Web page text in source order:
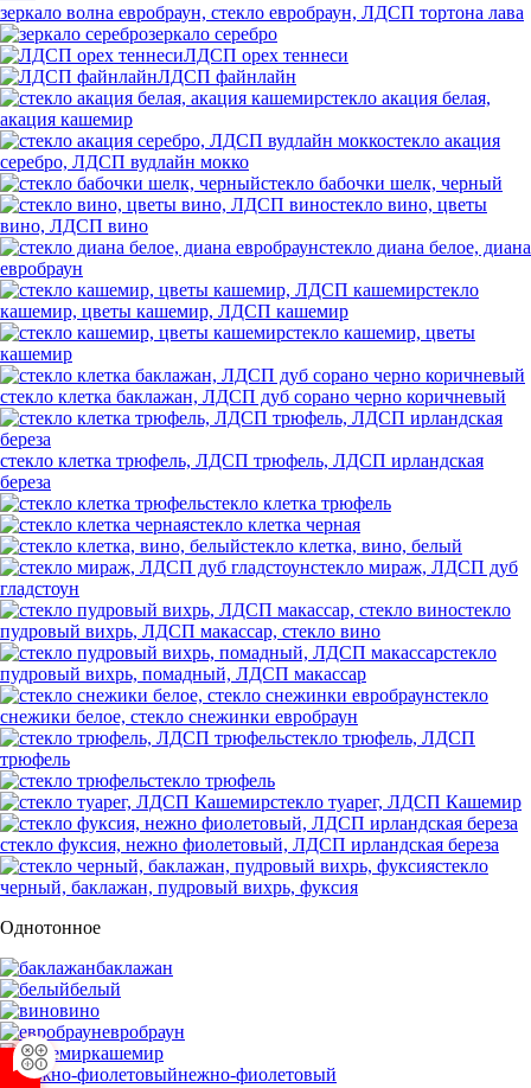
зеркало волна евробраун, стекло евробраун, ЛДСП тортона лава
зеркало серебро
ЛДСП орех теннеси
ЛДСП файнлайн
стекло акация белая,
акация кашемир
стекло акация
серебро, ЛДСП вудлайн мокко
стекло бабочки шелк, черный
стекло вино, цветы
вино, ЛДСП вино
стекло диана белое, диана
евробраун
стекло
кашемир, цветы кашемир, ЛДСП кашемир
стекло кашемир, цветы
кашемир
стекло клетка баклажан, ЛДСП дуб сорано черно коричневый
стекло клетка трюфель, ЛДСП трюфель, ЛДСП ирландская
береза
стекло клетка трюфель
стекло клетка черная
стекло клетка, вино, белый
стекло мираж, ЛДСП дуб
гладстоун
стекло
пудровый вихрь, ЛДСП макассар, стекло вино
стекло
пудровый вихрь, помадный, ЛДСП макассар
стекло
снежики белое, стекло снежинки евробраун
стекло трюфель, ЛДСП
трюфель
стекло трюфель
стекло туарег, ЛДСП Кашемир
стекло фуксия, нежно фиолетовый, ЛДСП ирландская береза
стекло
черный, баклажан, пудровый вихрь, фуксия
Однотонное
баклажан
белый
вино
евробраун
кашемир
нежно-фиолетовый